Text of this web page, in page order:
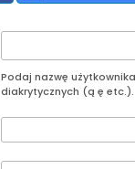
Podaj nazwę
diakrytycznych (ą ę etc.).